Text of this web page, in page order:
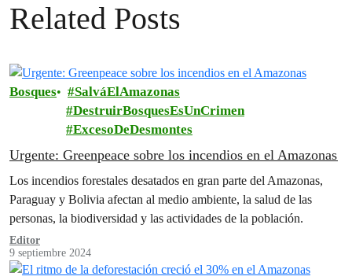
Related Posts
Bosques
SalváElAmazonas
DestruirBosquesEsUnCrimen
ExcesoDeDesmontes
Urgente: Greenpeace sobre los incendios en el Amazonas
Los incendios forestales desatados en gran parte del Amazonas,
Paraguay y Bolivia afectan al medio ambiente, la salud de las
personas, la biodiversidad y las actividades de la población.
Editor
9 septiembre 2024